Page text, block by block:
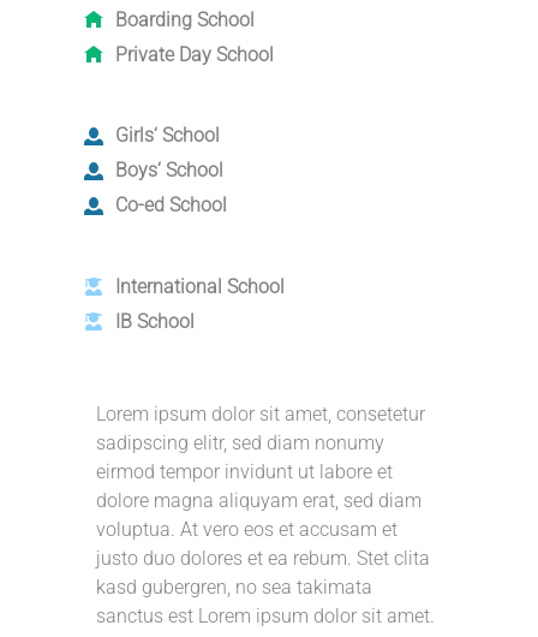
Boarding School
Private Day School
Girls‘ School
Boys‘ School
Co-ed School
International School
IB School
Lorem ipsum dolor sit amet, consetetur
sadipscing elitr, sed diam nonumy
eirmod tempor invidunt ut labore et
dolore magna aliquyam erat, sed diam
voluptua. At vero eos et accusam et
justo duo dolores et ea rebum. Stet clita
kasd gubergren, no sea takimata
sanctus est Lorem ipsum dolor sit amet.